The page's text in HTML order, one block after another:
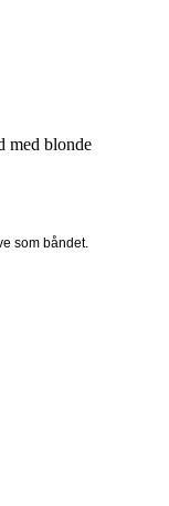
med blonde
som båndet.